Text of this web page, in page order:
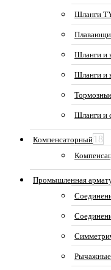
Шланги
Шланги и
Шланги и
Шланги и
Компенсаторный 18
Промышленная
Рычажные